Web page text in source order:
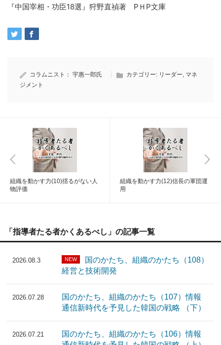
『中国宰相・功臣18選』狩野直禎著 PＨP文庫
コラムニスト： 宇惠一郎氏 カテゴリー: リーダー, マネ
ジメント
組織を動かす力(10)揺るがない人
物評価
組織を動かす力(12)信長の軍団運
用
「指導者たる者かくあるべし」の記事一覧
2026.08.3 NEW
国のかたち、組織のかたち（108）
経営と技術開発
2026.07.28
国のかたち、組織のかたち（107）情報
通信新時代を予見した韓国の戦略 （下）
2026.07.21
国のかたち、組織のかたち（106）情報